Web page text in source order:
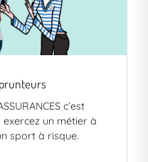
c’est
un métier à
sport à risque.